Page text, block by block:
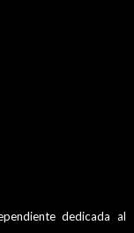
dedicada al